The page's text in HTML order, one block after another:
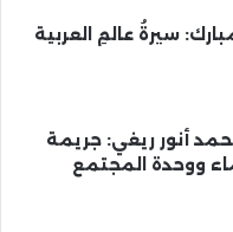
سيرةُ عالمِ العربية
أنور ريغي: جريمة
ووحدة المجتمع